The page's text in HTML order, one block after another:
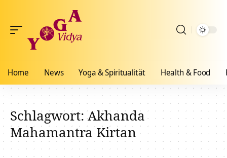
Home News Yoga & Spiritualität Health & Food
Schlagwort:Akhanda
Mahamantra Kirtan